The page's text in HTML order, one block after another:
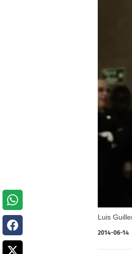
Luis
2014-06-14